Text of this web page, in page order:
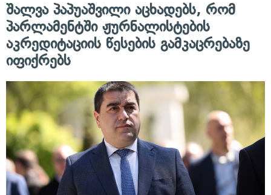
შალვა პაპუაშვილი აცხადებს, რომ
პარლამენტში ჟურნალისტების
აკრედიტაციის წესების გამკაცრებაზე
იფიქრებს